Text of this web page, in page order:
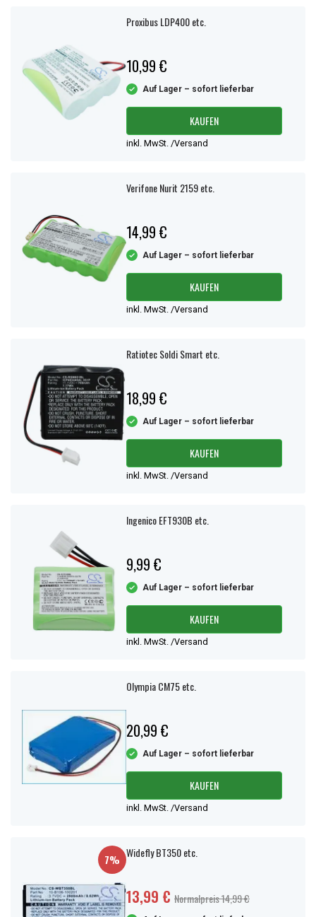
Proxibus LDP400 etc.
10,99 €
Auf Lager – sofort lieferbar
KAUFEN
inkl. MwSt. /Versand
Verifone Nurit 2159 etc.
14,99 €
Auf Lager – sofort lieferbar
KAUFEN
inkl. MwSt. /Versand
Ratiotec Soldi Smart etc.
18,99 €
Auf Lager – sofort lieferbar
KAUFEN
inkl. MwSt. /Versand
Ingenico EFT930B etc.
9,99 €
Auf Lager – sofort lieferbar
KAUFEN
inkl. MwSt. /Versand
Olympia CM75 etc.
20,99 €
Auf Lager – sofort lieferbar
KAUFEN
inkl. MwSt. /Versand
7% Widefly BT350 etc.
13,99 € Normalpreis 14,99 €